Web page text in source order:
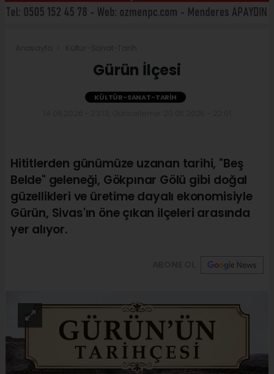
Gürün İlçesi
KÜLTÜR-SANAT-TARIH
Hititlerden günümüze uzanan tarihi, "Beş
Belde" geleneği, Gökpınar Gölü gibi doğal
güzellikleri ve üretime dayalı ekonomisiyle
Gürün, Sivas'ın öne çıkan ilçeleri arasında
yer alıyor.